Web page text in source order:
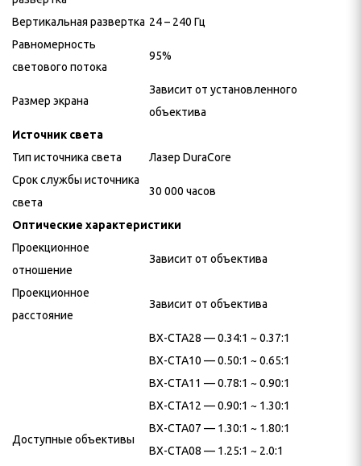
Вертикальная развертка 24 – 240 Гц
Равномерность
светового потока
95%
Размер экрана
Зависит от установленного
объектива
Источник света
Тип источника света
Лазер DuraCore
Срок службы источника
света
30 000 часов
Оптические характеристики
Проекционное
отношение
Зависит от объектива
Проекционное
расстояние
Зависит от объектива
Доступные объективы
BX-CTA28 — 0.34:1 ~ 0.37:1
BX-CTA10 — 0.50:1 ~ 0.65:1
BX-CTA11 — 0.78:1 ~ 0.90:1
BX-CTA12 — 0.90:1 ~ 1.30:1
BX-CTA07 — 1.30:1 ~ 1.80:1
BX-CTA08 — 1.25:1 ~ 2.0:1